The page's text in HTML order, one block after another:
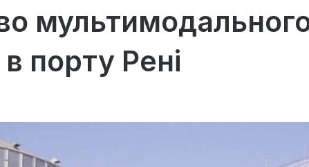
порту Рені